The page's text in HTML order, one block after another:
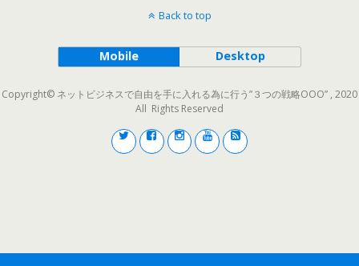
Back to top
Mobile Desktop
Copyright© ネットビジネスで自由を手に入れる為に行う”３つの戦略OOO” , 2020
All Rights Reserved